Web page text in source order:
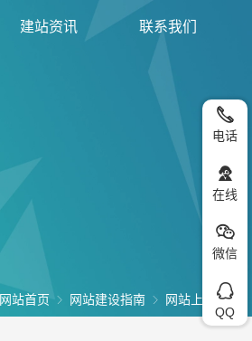
建站资讯 联系我们
网站首页 网站建设指南 网站上线
电话
在线
微信
QQ